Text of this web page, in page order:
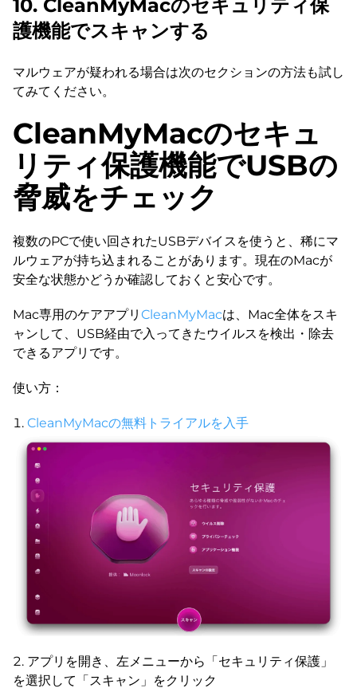
10. CleanMyMacのセキュリティ保
護機能でスキャンする
マルウェアが疑われる場合は次のセクションの方法も試し
てみてください。
CleanMyMacのセキュ
リティ保護機能でUSBの
脅威をチェック
複数のPCで使い回されたUSBデバイスを使うと、稀にマ
ルウェアが持ち込まれることがあります。現在のMacが
安全な状態かどうか確認しておくと安心です。
Mac専用のケアアプリ CleanMyMacは、Mac全体をスキ
ャンして、USB経由で入ってきたウイルスを検出・除去
できるアプリです。
使い方：
CleanMyMacの無料トライアルを入手
アプリを開き、左メニューから「セキュリティ保護」
を選択して「スキャン」をクリック